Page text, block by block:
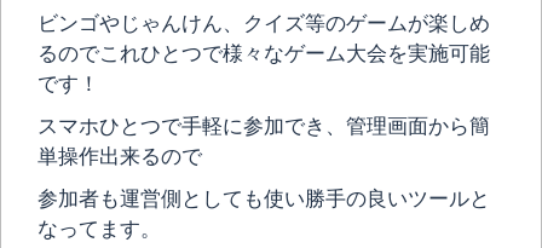
ビンゴやじゃんけん、クイズ等のゲームが楽しめ
るのでこれひとつで様々なゲーム大会を実施可能
です！
スマホひとつで手軽に参加でき、管理画面から簡
単操作出来るので
参加者も運営側としても使い勝手の良いツールと
なってます。